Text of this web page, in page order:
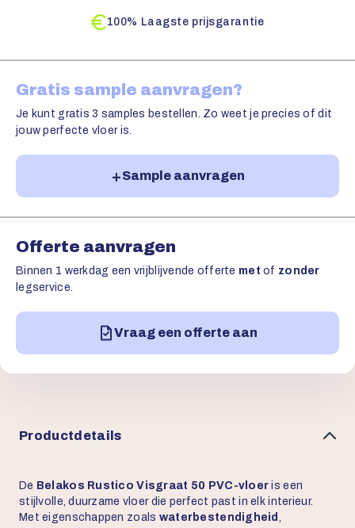
100% Laagste prijsgarantie
Gratis sample aanvragen?
Je kunt gratis 3 samples bestellen. Zo weet je precies of dit
jouw perfecte vloer is.
Sample aanvragen
Offerte aanvragen
Binnen 1 werkdag een vrijblijvende offerte met of zonder
legservice.
Vraag een offerte aan
Productdetails
De Belakos Rustico Visgraat 50 PVC-vloer is een
stijlvolle, duurzame vloer die perfect past in elk interieur.
Met eigenschappen zoals waterbestendigheid ,